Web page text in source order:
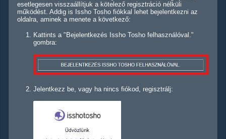
esetlegesen visszaállítjuk a kötelező regisztráció nélküli
működést. Addig is Issho Tosho fiókkal lehet bejelentkezni az
oldalra, aminek a menete a következő:
Kattints a "Bejelentkezés Issho Tosho felhasználóval."
gombra:
Jelentkezz be, vagy ha nincs fiókod, regisztrálj: